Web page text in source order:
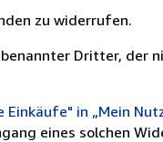
zu widerrufen.
Dritter,
Einkäufe" in „Mein
eines solchen